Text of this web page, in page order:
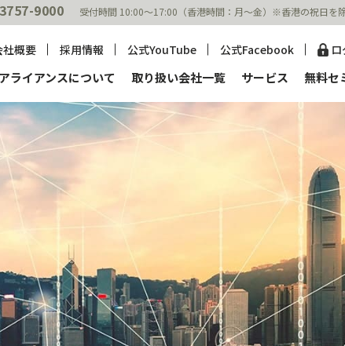
9000 受付時間 10:00～17:00（香港時間：月～金）※香港の祝日を
社概要 採⽤情報 公式YouTube 公式Facebook
学資保険 生命保
インデックス連動型保険
主なお手続き
のご案内
ライアンスについて 取り扱い会社一覧 サービス 無料セ